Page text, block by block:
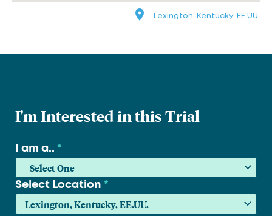
Lexington, Kentucky, EE.UU.
I'm Interested in this Trial
I am a.. *
Select Location *